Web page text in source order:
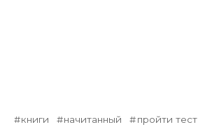
книги начитанный
пройти тест